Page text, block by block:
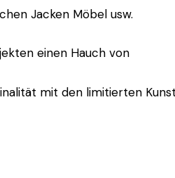
Jacken Möbel usw.
einen Hauch von
mit den limitierten